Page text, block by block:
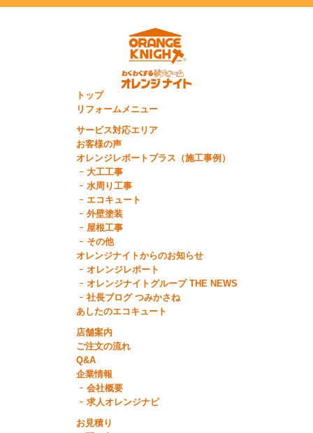
トップ
リフォームメニュー
サービス対応エリア
お客様の声
オレンジレポートプラス（施工事例）
大工工事
水周り工事
エコキュート
外壁塗装
屋根工事
その他
オレンジナイトからのお知らせ
オレンジレポート
オレンジナイトグループ THE NEWS
社長ブログ つみかさね
あしたのエコキュート
店舗案内
ご注文の流れ
Q&A
企業情報
会社概要
求人オレンジナビ
お見積り